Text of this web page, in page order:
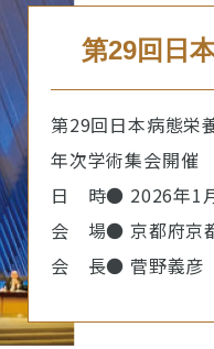
第29回日
第29回日本病態栄
年次学術集会開催
日 時● 2026年1月
会 場● 京都府京都
会 長● 菅野義彦（